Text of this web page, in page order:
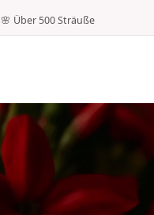
🌸 Über 500 Sträuße